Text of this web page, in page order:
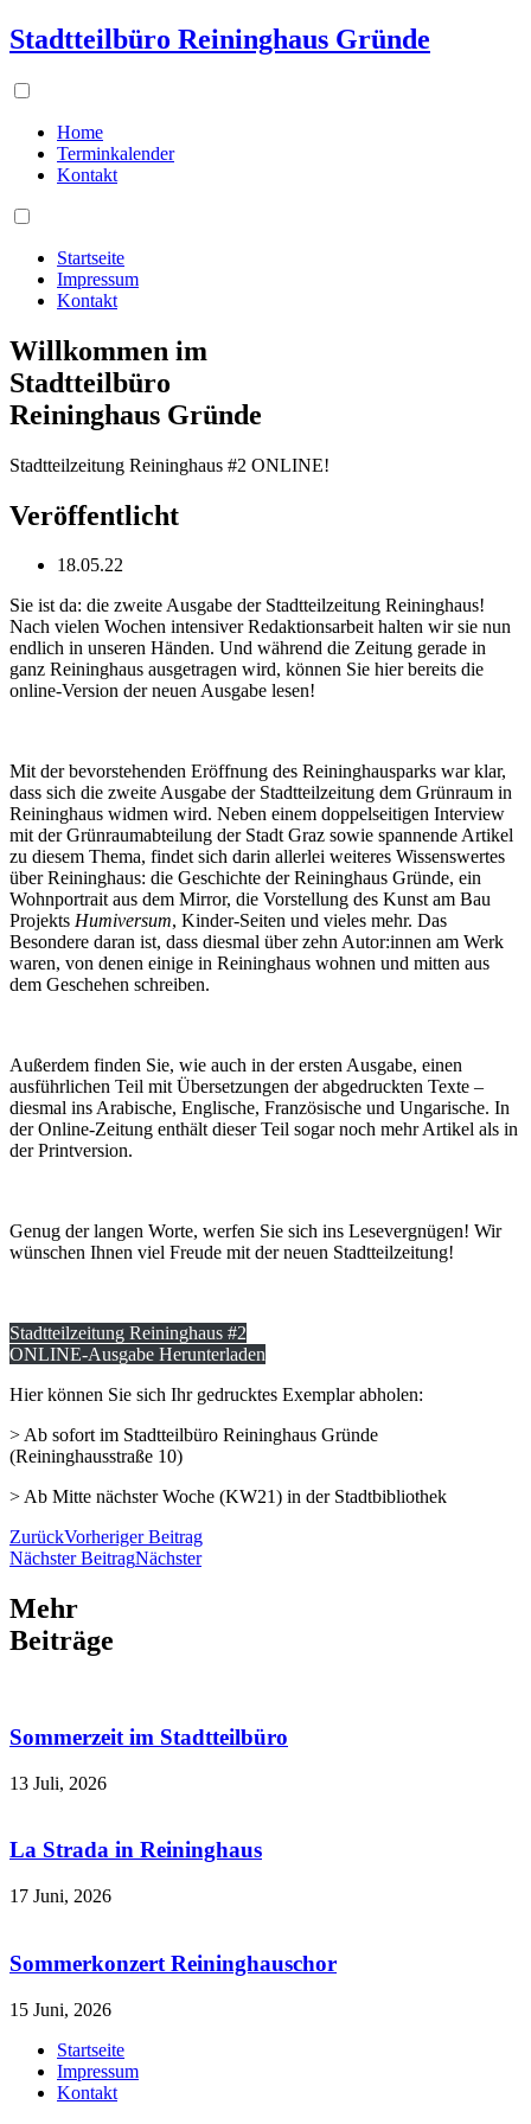
Stadtteilbüro Reininghaus Gründe
Home
Terminkalender
Kontakt
Startseite
Impressum
Kontakt
Willkommen im
Stadtteilbüro
Reininghaus Gründe
Stadtteilzeitung Reininghaus #2 ONLINE!
Veröffentlicht
18.05.22
Sie ist da: die zweite Ausgabe der Stadtteilzeitung Reininghaus!
Nach vielen Wochen intensiver Redaktionsarbeit halten wir sie nun
endlich in unseren Händen. Und während die Zeitung gerade in
ganz Reininghaus ausgetragen wird, können Sie hier bereits die
online-Version der neuen Ausgabe lesen!
Mit der bevorstehenden Eröffnung des Reininghausparks war klar,
dass sich die zweite Ausgabe der Stadtteilzeitung dem Grünraum in
Reininghaus widmen wird. Neben einem doppelseitigen Interview
mit der Grünraumabteilung der Stadt Graz sowie spannende Artikel
zu diesem Thema, findet sich darin allerlei weiteres Wissenswertes
über Reininghaus: die Geschichte der Reininghaus Gründe, ein
Wohnportrait aus dem Mirror, die Vorstellung des Kunst am Bau
Projekts Humiversum, Kinder-Seiten und vieles mehr. Das
Besondere daran ist, dass diesmal über zehn Autor:innen am Werk
waren, von denen einige in Reininghaus wohnen und mitten aus
dem Geschehen schreiben.
Außerdem finden Sie, wie auch in der ersten Ausgabe, einen
ausführlichen Teil mit Übersetzungen der abgedruckten Texte –
diesmal ins Arabische, Englische, Französische und Ungarische. In
der Online-Zeitung enthält dieser Teil sogar noch mehr Artikel als in
der Printversion.
Genug der langen Worte, werfen Sie sich ins Lesevergnügen! Wir
wünschen Ihnen viel Freude mit der neuen Stadtteilzeitung!
Stadtteilzeitung Reininghaus #2
ONLINE-Ausgabe Herunterladen
Hier können Sie sich Ihr gedrucktes Exemplar abholen:
> Ab sofort im Stadtteilbüro Reininghaus Gründe
(Reininghausstraße 10)
> Ab Mitte nächster Woche (KW21) in der Stadtbibliothek
ZurückVorheriger Beitrag
Nächster BeitragNächster
Mehr
Beiträge
Sommerzeit im Stadtteilbüro
13 Juli, 2026
La Strada in Reininghaus
17 Juni, 2026
Sommerkonzert Reininghauschor
15 Juni, 2026
Startseite
Impressum
Kontakt